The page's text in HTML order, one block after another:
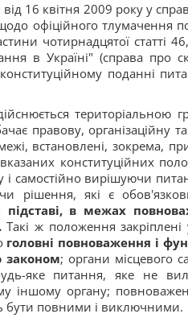
16 квітня 2009 року у
офіційного тлумачення
чотирнадцятої статті
в Україні" (справа про
поданні
територіальною
правову, організаційну
встановлені, зокрема,
конституційних
самостійно вирішуючи
рішення, які є
підставі, в межах
Такі ж положення закріплені
головні повноваження і
законом; органи місцевого
яке питання, яке не
іншому органу;
бути повними і виключними.